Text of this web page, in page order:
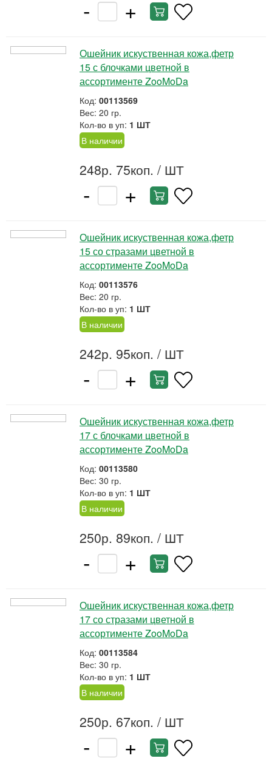
- +
Ошейник искуственная кожа,фетр
15 с блочками цветной в
ассортименте ZooMoDa
Код: 00113569
Вес: 20 гр.
Кол-во в уп: 1 ШТ
В наличии
248р. 75коп. / ШТ
- +
Ошейник искуственная кожа,фетр
15 со стразами цветной в
ассортименте ZooMoDa
Код: 00113576
Вес: 20 гр.
Кол-во в уп: 1 ШТ
В наличии
242р. 95коп. / ШТ
- +
Ошейник искуственная кожа,фетр
17 с блочками цветной в
ассортименте ZooMoDa
Код: 00113580
Вес: 30 гр.
Кол-во в уп: 1 ШТ
В наличии
250р. 89коп. / ШТ
- +
Ошейник искуственная кожа,фетр
17 со стразами цветной в
ассортименте ZooMoDa
Код: 00113584
Вес: 30 гр.
Кол-во в уп: 1 ШТ
В наличии
250р. 67коп. / ШТ
- +